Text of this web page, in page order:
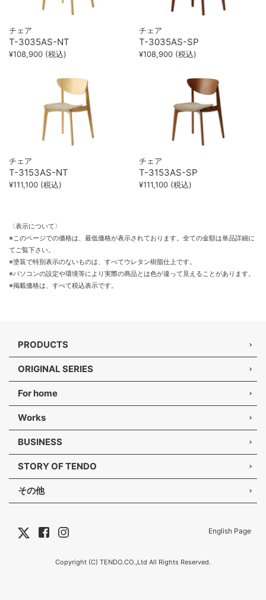
チェア
T-3035AS-NT
¥108,900 (税込)
チェア
T-3035AS-SP
¥108,900 (税込)
チェア
T-3153AS-NT
¥111,100 (税込)
チェア
T-3153AS-SP
¥111,100 (税込)
〈表示について〉
※このページでの価格は、最低価格が表示されております。全ての金額は単品詳細に
てご覧下さい。
※塗装で特別表示のないものは、すべてウレタン樹脂仕上です。
※パソコンの設定や環境等により実際の商品とは色が違って見えることがあります。
※掲載価格は、すべて税込表示です。
PRODUCTS
ORIGINAL SERIES
For home
Works
BUSINESS
STORY OF TENDO
その他
English Page
Copyright (C) TENDO.CO.,Ltd All Rights Reserved.